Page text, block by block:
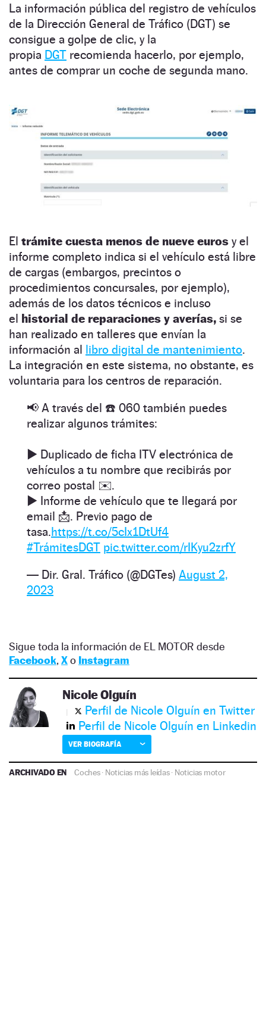
La información pública del registro de vehículos
de la Dirección General de Tráfico (DGT) se
consigue a golpe de clic, y la
propia DGT recomienda hacerlo, por ejemplo,
antes de comprar un coche de segunda mano.
El trámite cuesta menos de nueve euros y el
informe completo indica si el vehículo está libre
de cargas (embargos, precintos o
procedimientos concursales, por ejemplo),
además de los datos técnicos e incluso
el historial de reparaciones y averías, si se
han realizado en talleres que envían la
información al libro digital de mantenimiento.
La integración en este sistema, no obstante, es
voluntaria para los centros de reparación.
📢 A través del ☎️ 060 también puedes
realizar algunos trámites:
▶️ Duplicado de ficha ITV electrónica de
vehículos a tu nombre que recibirás por
correo postal ✉️.
▶️ Informe de vehículo que te llegará por
email 📩. Previo pago de
tasa.https://t.co/5cIx1DtUf4
#TrámitesDGT pic.twitter.com/rIKyu2zrfY
— Dir. Gral. Tráfico (@DGTes) August 2,
2023
Sigue toda la información de EL MOTOR desde
Facebook, Xo Instagram
Nicole Olguín
Perfil de Nicole Olguín en Twitter
Perfil de Nicole Olguín en Linkedin
VER BIOGRAFÍA
ARCHIVADO EN Coches· Noticias más leídas· Noticias motor